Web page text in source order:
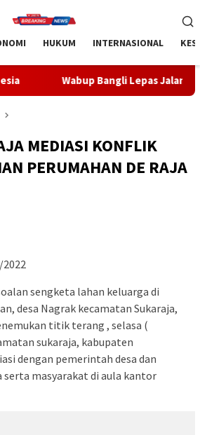
HUKUM INTERNASIONAL
Lepas Jalan Santai, Awali
MEDIASI KONFLIK
PERUMAHAN DE RAJA
sengketa lahan keluarga di
desa Nagrak kecamatan Sukaraja,
titik terang , selasa (
sukaraja, kabupaten
dengan pemerintah desa dan
serta masyarakat di aula kantor